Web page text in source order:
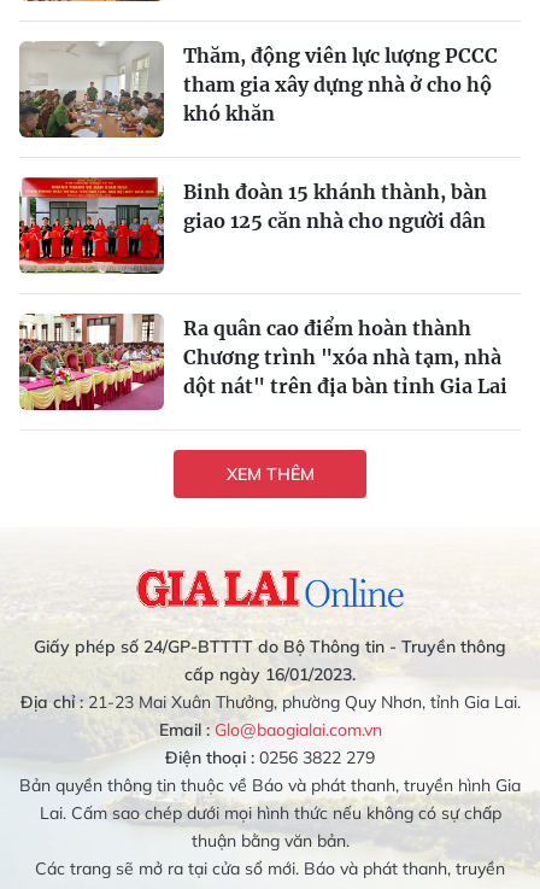
Thăm, động viên lực lượng PCCC
tham gia xây dựng nhà ở cho hộ
khó khăn
Binh đoàn 15 khánh thành, bàn
giao 125 căn nhà cho người dân
Ra quân cao điểm hoàn thành
Chương trình "xóa nhà tạm, nhà
dột nát" trên địa bàn tỉnh Gia Lai
XEM THÊM
Giấy phép số 24/GP-BTTTT do Bộ Thông tin - Truyền thông
cấp ngày 16/01/2023.
Địa chỉ :21-23 Mai Xuân Thưởng, phường Quy Nhơn, tỉnh Gia Lai.
Email : Glo@baogialai.com.vn
Điện thoại : 0256 3822 279
Bản quyền thông tin thuộc về Báo và phát thanh, truyền hình Gia
Lai. Cấm sao chép dưới mọi hình thức nếu không có sự chấp
thuận bằng văn bản.
Các trang sẽ mở ra tại cửa sổ mới. Báo và phát thanh, truyền